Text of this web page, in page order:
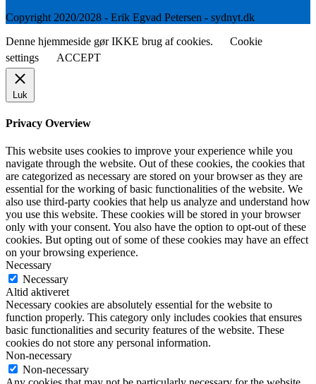
Copyright 2020/2028 - Erik Egvad Petersen - sydnyt.dk
Denne hjemmeside gør IKKE brug af cookies.
Cookie
settings
ACCEPT
Luk
Privacy Overview
This website uses cookies to improve your experience while you
navigate through the website. Out of these cookies, the cookies that
are categorized as necessary are stored on your browser as they are
essential for the working of basic functionalities of the website. We
also use third-party cookies that help us analyze and understand how
you use this website. These cookies will be stored in your browser
only with your consent. You also have the option to opt-out of these
cookies. But opting out of some of these cookies may have an effect
on your browsing experience.
Necessary
Necessary
Altid aktiveret
Necessary cookies are absolutely essential for the website to
function properly. This category only includes cookies that ensures
basic functionalities and security features of the website. These
cookies do not store any personal information.
Non-necessary
Non-necessary